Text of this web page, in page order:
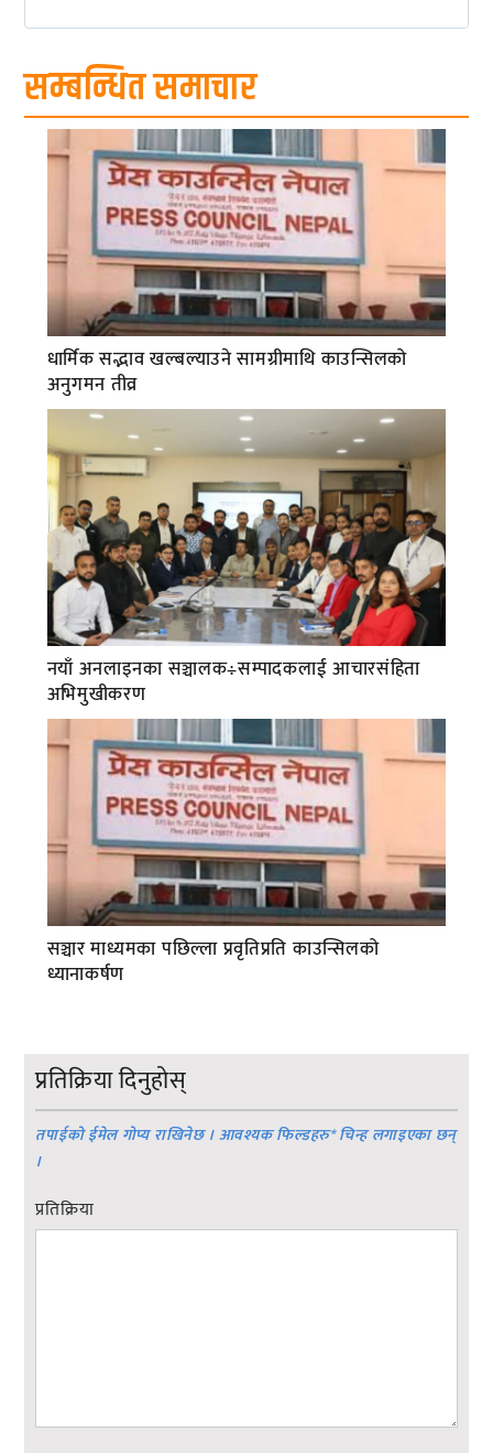
सम्बन्धित समाचार
धार्मिक सद्भाव खल्बल्याउने सामग्रीमाथि काउन्सिलको
अनुगमन तीव्र
नयाँ अनलाइनका सञ्चालक÷सम्पादकलाई आचारसंहिता
अभिमुखीकरण
सञ्चार माध्यमका पछिल्ला प्रवृतिप्रति काउन्सिलको
ध्यानाकर्षण
प्रतिक्रिया दिनुहोस्
तपाईको ईमेल गोप्य राखिनेछ । आवश्यक फिल्डहरु*चिन्ह लगाइएका छन्
।
प्रतिक्रिया